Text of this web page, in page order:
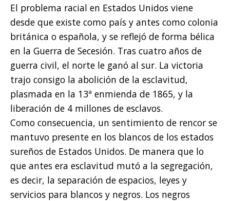
El problema racial en Estados Unidos viene
desde que existe como país y antes como colonia
británica o española, y se reflejó de forma bélica
en la Guerra de Secesión. Tras cuatro años de
guerra civil, el norte le ganó al sur. La victoria
trajo consigo la abolición de la esclavitud,
plasmada en la 13ª enmienda de 1865, y la
liberación de 4 millones de esclavos.
Como consecuencia, un sentimiento de rencor se
mantuvo presente en los blancos de los estados
sureños de Estados Unidos. De manera que lo
que antes era esclavitud mutó a la segregación,
es decir, la separación de espacios, leyes y
servicios para blancos y negros. Los negros